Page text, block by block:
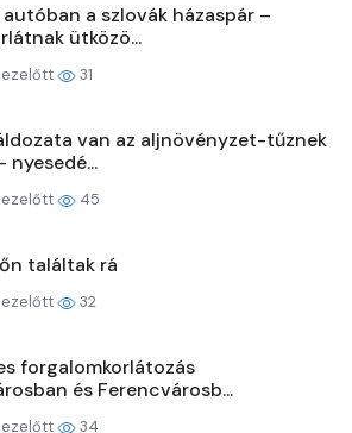
a szlovák házaspár –
ütközö...
ezelőtt 31
van az aljnövényzet-tűznek
nyesedé...
ezelőtt 45
találtak rá
ezelőtt 32
forgalomkorlátozás
és Ferencvárosb...
ezelőtt 34